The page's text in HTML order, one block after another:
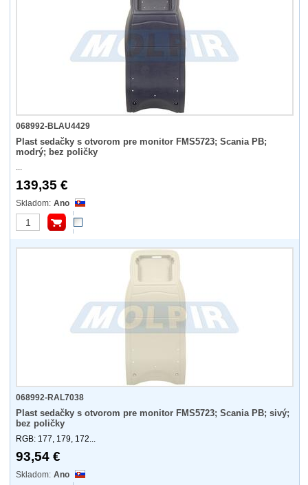
068992-BLAU4429
Plast sedačky s otvorom pre monitor FMS5723; Scania PB;
modrý; bez poličky
...
139,35 €
Ano
068992-RAL7038
Plast sedačky s otvorom pre monitor FMS5723; Scania PB; sivý;
bez poličky
RGB: 177, 179, 172...
93,54 €
Ano